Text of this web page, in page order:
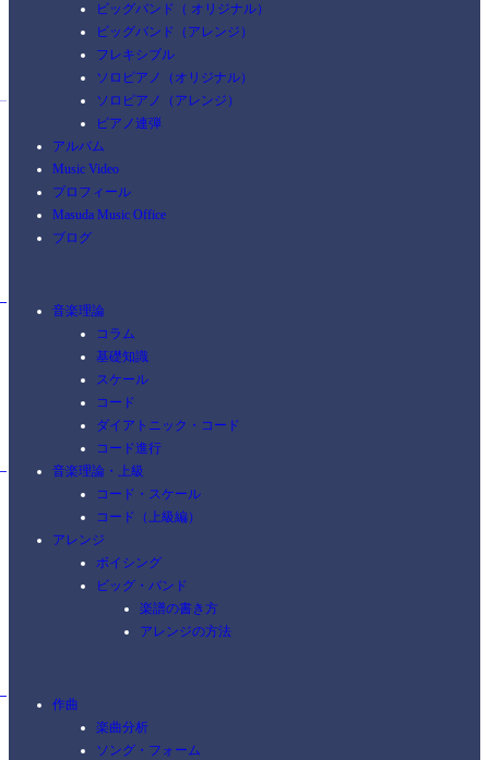
ビッグバンド（ オリジナル）
ビッグバンド（アレンジ）
フレキシブル
ソロピアノ（オリジナル）
ソロピアノ（アレンジ）
ピアノ連弾
アルバム
Music Video
プロフィール
Masuda Music Office
ブログ
音楽理論
コラム
基礎知識
スケール
コード
ダイアトニック・コード
コード進行
音楽理論・上級
コード・スケール
コード（上級編）
アレンジ
ボイシング
ビッグ・バンド
楽譜の書き方
アレンジの方法
作曲
楽曲分析
ソング・フォーム